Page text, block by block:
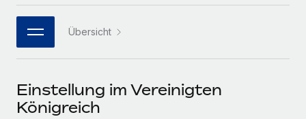
Integrationen
Prozessoptimierung mit unverzichtbaren Business-
DIENSTLEISTUNGEN
Frag unsere Expert:innen
Flexible Einbettung von Global-HR-Funktionen in deine
Plattform
Remote Build
Demnächst verfügbar
Beratung zu Integrationen und KI-Automatisierung
Webinare
Events
Informationen zu Gehältern und Qualifikationen
中文（简体）
Übersicht
Einstellung im Vereinigten
Königreich